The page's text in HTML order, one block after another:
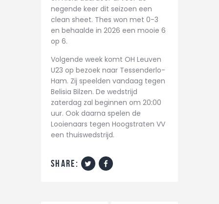
negende keer dit seizoen een
clean sheet. Thes won met 0-3
en behaalde in 2026 een mooie 6
op 6.
Volgende week komt OH Leuven
U23 op bezoek naar Tessenderlo-
Ham. Zij speelden vandaag tegen
Belisia Bilzen. De wedstrijd
zaterdag zal beginnen om 20:00
uur. Ook daarna spelen de
Looienaars tegen Hoogstraten VV
een thuiswedstrijd.
share: